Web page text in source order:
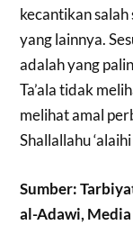
kecantikan
yang lainnya.
adalah yang
Ta’ala tidak
melihat amal
Shallallahu
Sumber:
al-Adawi,